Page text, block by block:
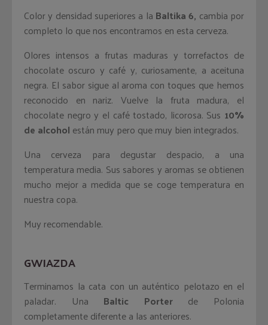
Color y densidad superiores a la Baltika 6, cambia por
completo lo que nos encontramos en esta cerveza.
Olores intensos a frutas maduras y torrefactos de
chocolate oscuro y café y, curiosamente, a aceituna
negra. El sabor sigue al aroma con toques que hemos
reconocido en nariz. Vuelve la fruta madura, el
chocolate negro y el café tostado, licorosa. Sus 10%
de alcohol están muy pero que muy bien integrados.
Una cerveza para degustar despacio, a una
temperatura media. Sus sabores y aromas se obtienen
mucho mejor a medida que se coge temperatura en
nuestra copa.
Muy recomendable.
GWIAZDA
Terminamos la cata con un auténtico pelotazo en el
paladar. Una Baltic Porterde Polonia
completamente diferente a las anteriores.